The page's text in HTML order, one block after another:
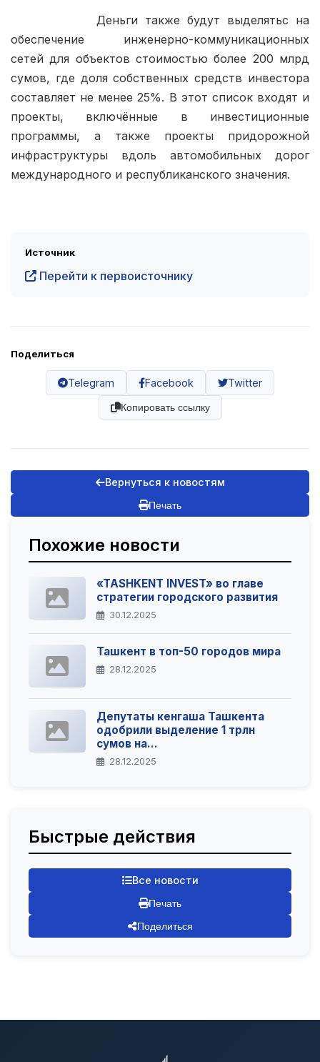
обеспечение инженерно-коммуникационных
сетей для объектов стоимостью более 200 млрд
сумов, где доля собственных средств инвестора
составляет не менее 25%. В этот список входят и
проекты, включённые в инвестиционные
программы, а также проекты придорожной
инфраструктуры вдоль автомобильных дорог
международного и республиканского значения.
Источник
Перейти к первоисточнику
Поделиться
Telegram Facebook Twitter
Копировать ссылку
Вернуться к новостям
Печать
Похожие новости
«TASHKENT INVEST» во главе
стратегии городского развития
30.12.2025
Ташкент в топ-50 городов мира
28.12.2025
Депутаты кенгаша Ташкента
одобрили выделение 1 трлн
сумов на...
28.12.2025
Быстрые действия
Все новости
Печать
Поделиться